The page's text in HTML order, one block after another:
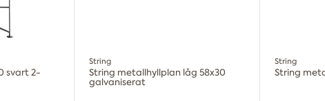
svart 2-
String
String metallhyllplan låg 58x30
galvaniserat
String
String